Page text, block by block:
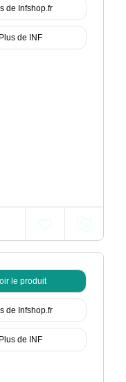
de Infshop.fr
Plus de INF
le produit
de Infshop.fr
Plus de INF